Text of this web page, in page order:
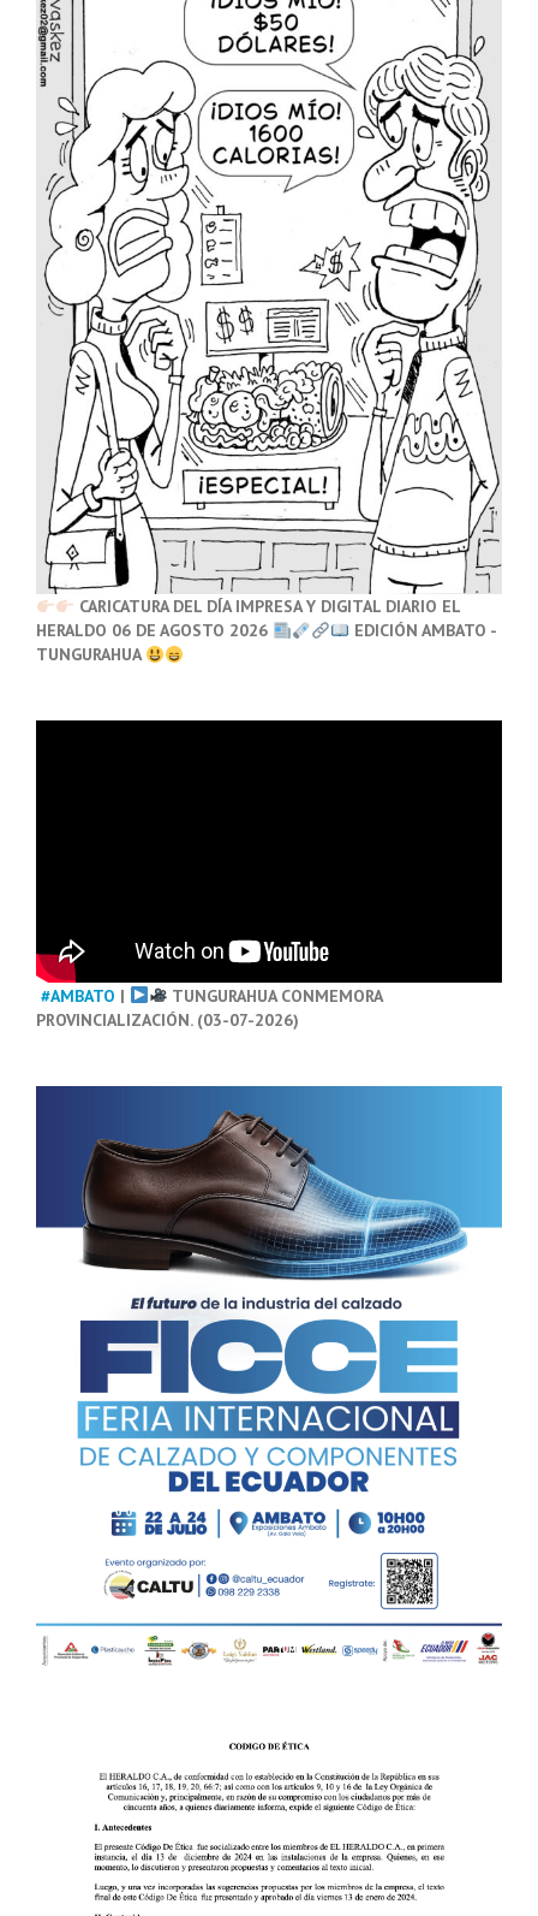
CARICATURA DEL DÍA IMPRESA Y DIGITAL DIARIO EL
HERALDO 06 DE AGOSTO 2026
EDICIÓN AMBATO -
TUNGURAHUA
#AMBATO |
TUNGURAHUA CONMEMORA
PROVINCIALIZACIÓN. (03-07-2026)